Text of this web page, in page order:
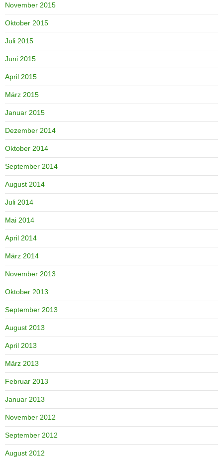
November 2015
Oktober 2015
Juli 2015
Juni 2015
April 2015
März 2015
Januar 2015
Dezember 2014
Oktober 2014
September 2014
August 2014
Juli 2014
Mai 2014
April 2014
März 2014
November 2013
Oktober 2013
September 2013
August 2013
April 2013
März 2013
Februar 2013
Januar 2013
November 2012
September 2012
August 2012